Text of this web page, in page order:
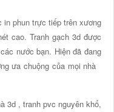
in phun trực tiếp trên xương
cao. Tranh gạch 3d được
nước bạn. Hiện đã đang
ưa chuộng của mọi nhà
3d , tranh pvc nguyên khổ,